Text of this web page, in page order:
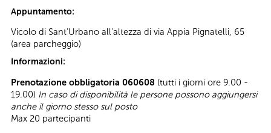
Appuntamento:
Vicolo di Sant’Urbano all'altezza di via Appia Pignatelli, 65
(area parcheggio)
Informazioni:
Prenotazione obbligatoria 060608 (tutti i giorni ore 9.00 -
19.00) In caso di disponibilità le persone possono aggiungersi
anche il giorno stesso sul posto
Max 20 partecipanti